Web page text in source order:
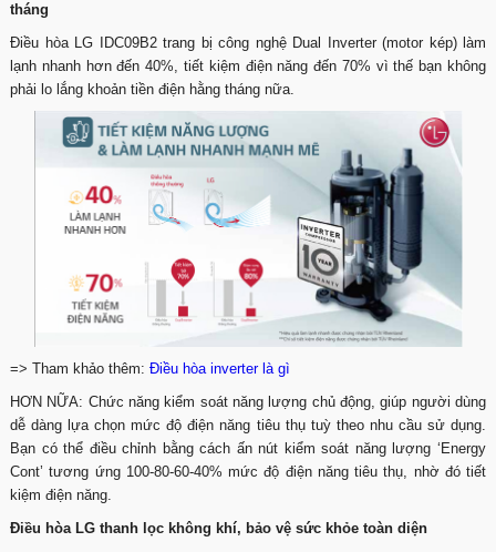
tháng
Điều hòa LG IDC09B2 trang bị công nghệ Dual Inverter (motor kép) làm
lạnh nhanh hơn đến 40%, tiết kiệm điện năng đến 70% vì thế bạn không
phải lo lắng khoản tiền điện hằng tháng nữa.
=> Tham khảo thêm: Điều hòa inverter là gì
HƠN NỮA: Chức năng kiểm soát năng lượng chủ động, giúp người dùng
dễ dàng lựa chọn mức độ điện năng tiêu thụ tuỳ theo nhu cầu sử dụng.
Bạn có thể điều chỉnh bằng cách ấn nút kiểm soát năng lượng ‘Energy
Cont’ tương ứng 100-80-60-40% mức độ điện năng tiêu thụ, nhờ đó tiết
kiệm điện năng.
Điều hòa LG thanh lọc không khí, bảo vệ sức khỏe toàn diện